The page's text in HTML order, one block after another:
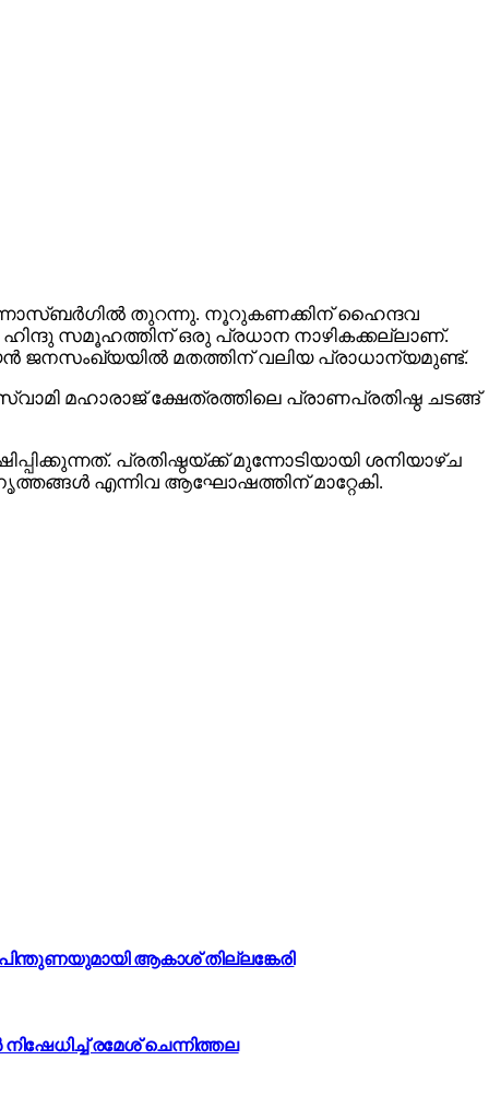
തുറന്നു. നൂറുകണക്കിന് ഹൈന്ദവ
ഹിന്ദു സമൂഹത്തിന് ഒരു പ്രധാന നാഴികക്കല്ലാണ്.
ജനസംഖ്യയിൽ മതത്തിന് വലിയ പ്രാധാന്യമുണ്ട്.
മഹാരാജ് ക്ഷേത്രത്തിലെ പ്രാണപ്രതിഷ്ഠ ചടങ്ങ്
പ്രതിഷ്ഠയ്ക്ക് മുന്നോടിയായി ശനിയാഴ്ച
എന്നിവ ആഘോഷത്തിന് മാറ്റേകി.
ആകാശ് തില്ലങ്കേരി
രമേശ് ചെന്നിത്തല